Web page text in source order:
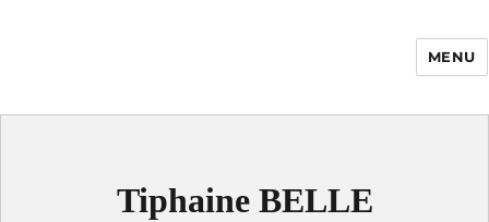
Enfance Made in
MENU
Tiphaine BELLE